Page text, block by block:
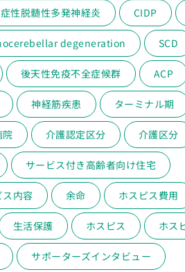
性脱髄性多発神経炎 CIDP
degeneration SCD
後天性免疫不全症候群 ACP
神経筋疾患 ターミナル期
院 介護認定区分 介護区分
サービス付き高齢者向け住宅
ス内容 余命 ホスピス費用
生活保護 ホスピス ホス
サポーターズインタビュー